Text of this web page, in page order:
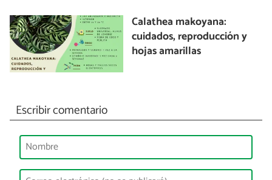
Calathea makoyana:
cuidados, reproducción y
hojas amarillas
Escribir comentario